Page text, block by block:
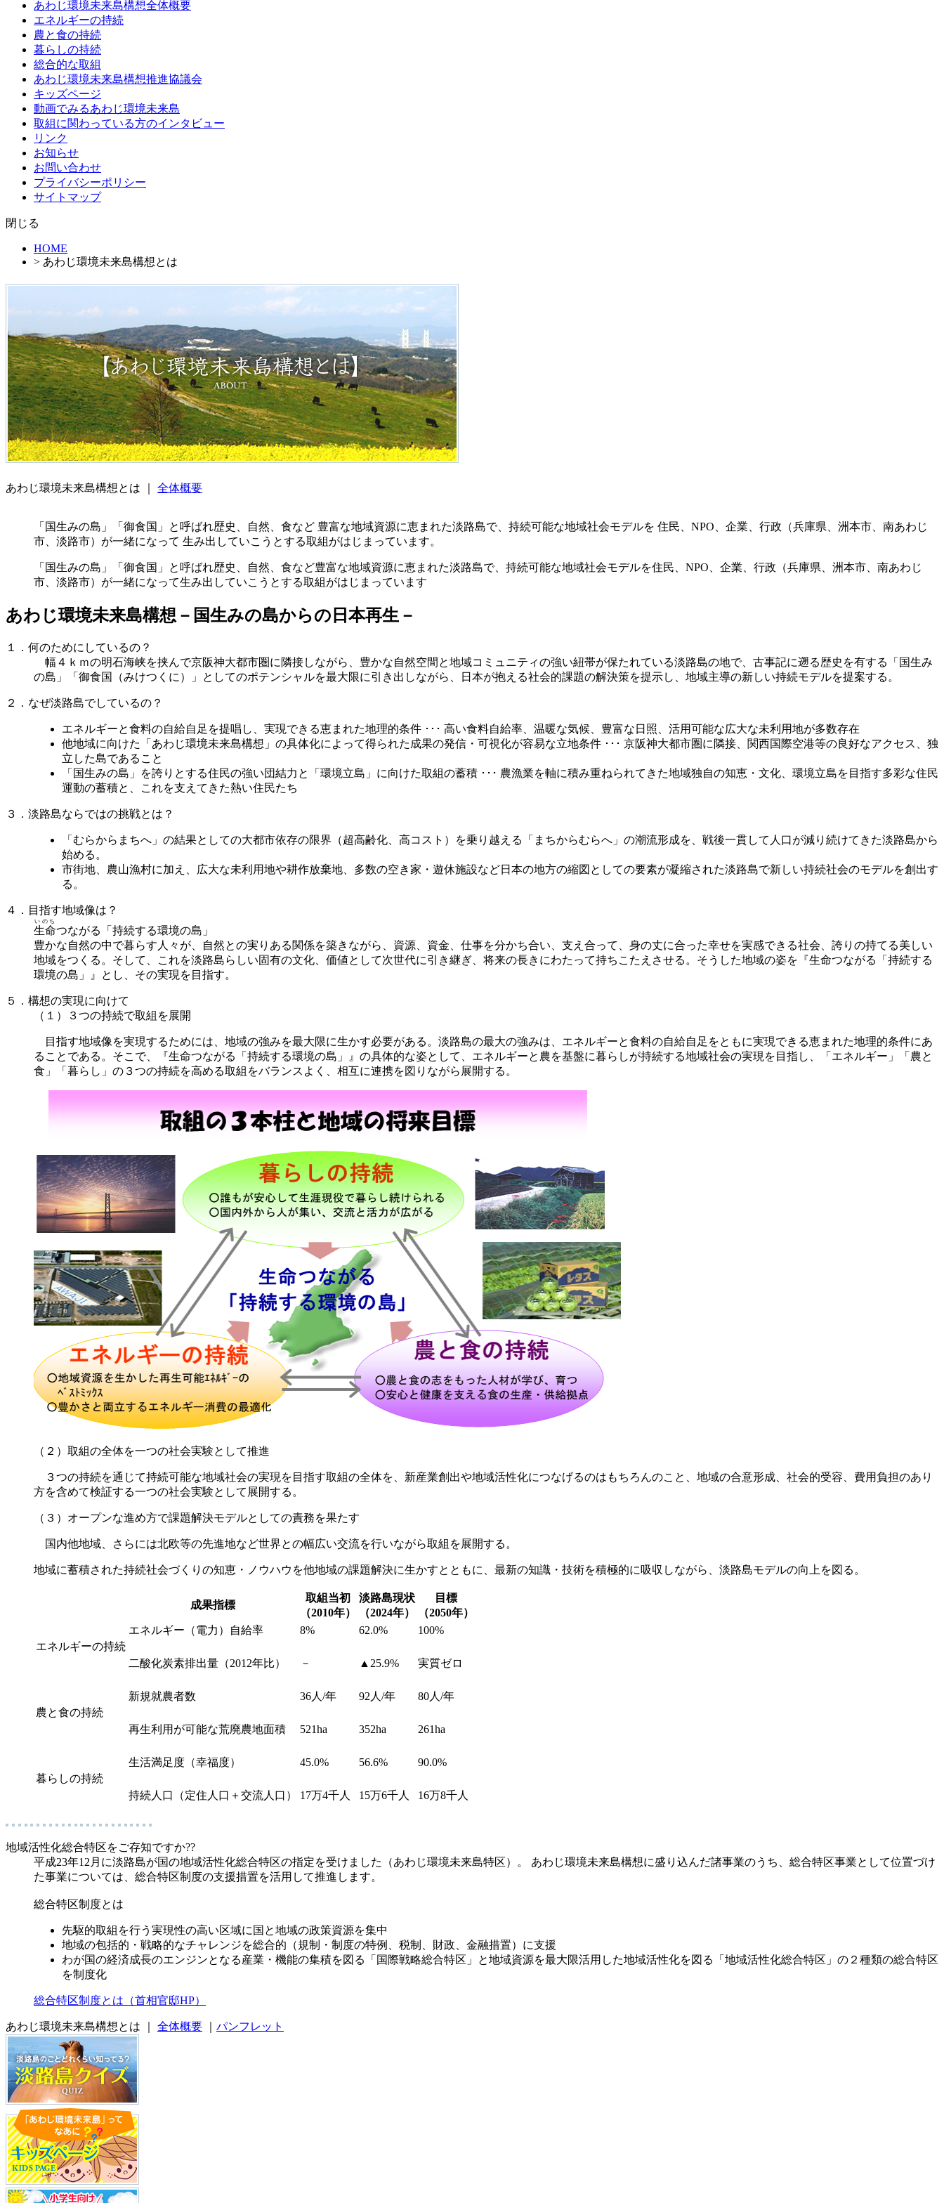
あわじ環境未来島構想全体概要
エネルギーの持続
農と食の持続
暮らしの持続
総合的な取組
あわじ環境未来島構想推進協議会
キッズページ
動画でみるあわじ環境未来島
取組に関わっている方のインタビュー
リンク
お知らせ
お問い合わせ
プライバシーポリシー
サイトマップ
閉じる
HOME
> あわじ環境未来島構想とは
あわじ環境未来島構想とは ｜ 全体概要
「国生みの島」「御食国」と呼ばれ歴史、自然、食など 豊富な地域資源に恵まれた淡路島で、持続可能な地域社会モデルを 住民、NPO、企業、行政（兵庫県、洲本市、南あわじ
市、淡路市）が一緒になって 生み出していこうとする取組がはじまっています。
「国生みの島」「御食国」と呼ばれ歴史、自然、食など豊富な地域資源に恵まれた淡路島で、持続可能な地域社会モデルを住民、NPO、企業、行政（兵庫県、洲本市、南あわじ
市、淡路市）が一緒になって生み出していこうとする取組がはじまっています
あわじ環境未来島構想－国生みの島からの日本再生－
１．何のためにしているの？
幅４ｋｍの明石海峡を挟んで京阪神大都市圏に隣接しながら、豊かな自然空間と地域コミュニティの強い紐帯が保たれている淡路島の地で、古事記に遡る歴史を有する「国生み
の島」「御食国（みけつくに）」としてのポテンシャルを最大限に引き出しながら、日本が抱える社会的課題の解決策を提示し、地域主導の新しい持続モデルを提案する。
２．なぜ淡路島でしているの？
エネルギーと食料の自給自足を提唱し、実現できる恵まれた地理的条件 ･･･ 高い食料自給率、温暖な気候、豊富な日照、活用可能な広大な未利用地が多数存在
他地域に向けた「あわじ環境未来島構想」の具体化によって得られた成果の発信・可視化が容易な立地条件 ･･･ 京阪神大都市圏に隣接、関西国際空港等の良好なアクセス、独
立した島であること
「国生みの島」を誇りとする住民の強い団結力と「環境立島」に向けた取組の蓄積 ･･･ 農漁業を軸に積み重ねられてきた地域独自の知恵・文化、環境立島を目指す多彩な住民
運動の蓄積と、これを支えてきた熱い住民たち
３．淡路島ならではの挑戦とは？
「むらからまちへ」の結果としての大都市依存の限界（超高齢化、高コスト）を乗り越える
「まちからむらへ」の潮流形成を、戦後一貫して人口が減り続けてきた淡路島から
始める。
市街地、農山漁村に加え、広大な未利用地や耕作放棄地、多数の空き家・遊休施設など日本の地方の縮図としての要素が凝縮された淡路島で新しい持続社会のモデルを創出す
る。
４．目指す地域像は？
生命
いのち
つながる「持続する環境の島」
豊かな自然の中で暮らす人々が、自然との実りある関係を築きながら、資源、資金、仕事を分かち合い、支え合って、身の丈に合った幸せを実感できる社会、誇りの持てる美しい
地域をつくる。そして、これを淡路島らしい固有の文化、価値として次世代に引き継ぎ、将来の長きにわたって持ちこたえさせる。そうした地域の姿を『生命つながる「持続する
環境の島」』とし、その実現を目指す。
５．構想の実現に向けて
（１）３つの持続で取組を展開
目指す地域像を実現するためには、地域の強みを最大限に生かす必要がある。淡路島の最大の強みは、エネルギーと食料の自給自足をともに実現できる恵まれた地理的条件にあ
ることである。そこで、『生命つながる「持続する環境の島」』の具体的な姿として、エネルギーと農を基盤に暮らしが持続する地域社会の実現を目指し、「エネルギー」「農と
食」「暮らし」の３つの持続を高める取組をバランスよく、相互に連携を図りながら展開する。
（２）取組の全体を一つの社会実験として推進
３つの持続を通じて持続可能な地域社会の実現を目指す取組の全体を、新産業創出や地域活性化につなげるのはもちろんのこと、地域の合意形成、社会的受容、費用負担のあり
方を含めて検証する一つの社会実験として展開する。
（３）オープンな進め方で課題解決モデルとしての責務を果たす
国内他地域、さらには北欧等の先進地など世界との幅広い交流を行いながら取組を展開する。
地域に蓄積された持続社会づくりの知恵・ノウハウを他地域の課題解決に生かすとともに、最新の知識・技術を積極的に吸収しながら、淡路島モデルの向上を図る。
成果指標
取組当初
（2010年）
淡路島現状
（2024年）
目標
（2050年）
エネルギーの持続
エネルギー（電力）自給率 8% 62.0% 100%
二酸化炭素排出量（2012年比） － ▲25.9% 実質ゼロ
農と食の持続
新規就農者数 36人/年 92人/年 80人/年
再生利用が可能な荒廃農地面積 521ha 352ha 261ha
暮らしの持続
生活満足度（幸福度） 45.0% 56.6% 90.0%
持続人口（定住人口＋交流人口） 17万4千人 15万6千人 16万8千人
地域活性化総合特区をご存知ですか??
平成23年12月に淡路島が国の地域活性化総合特区の指定を受けました（あわじ環境未来島特区）。 あわじ環境未来島構想に盛り込んだ諸事業のうち、総合特区事業として位置づけ
た事業については、総合特区制度の支援措置を活用して推進します。
総合特区制度とは
先駆的取組を行う実現性の高い区域に国と地域の政策資源を集中
地域の包括的・戦略的なチャレンジを総合的（規制・制度の特例、税制、財政、金融措置）に支援
わが国の経済成長のエンジンとなる産業・機能の集積を図る「国際戦略総合特区」と地域資源を最大限活用した地域活性化を図る「地域活性化総合特区」の２種類の総合特区
を制度化
総合特区制度とは（首相官邸HP）
あわじ環境未来島構想とは ｜ 全体概要 パンフレット